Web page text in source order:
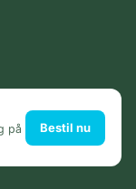
på
Bestil nu